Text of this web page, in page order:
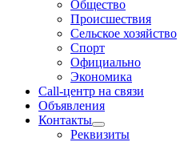
Общество
Происшествия
Сельское хозяйство
Спорт
Официально
Экономика
Call-центр на связи
Объявления
Контакты
Реквизиты